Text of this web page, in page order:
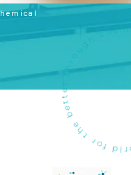
Changing the